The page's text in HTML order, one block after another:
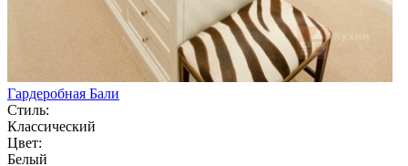
Гардеробная Бали
Стиль:
Классический
Цвет:
Белый